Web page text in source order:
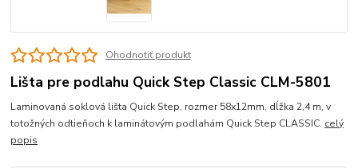
Ohodnotiť produkt
Lišta pre podlahu Quick Step Classic CLM-5801
Laminovaná soklová lišta Quick Step, rozmer 58x12mm, dĺžka 2,4 m, v
totožných odtieňoch k laminátovým podlahám Quick Step CLASSIC. celý
popis